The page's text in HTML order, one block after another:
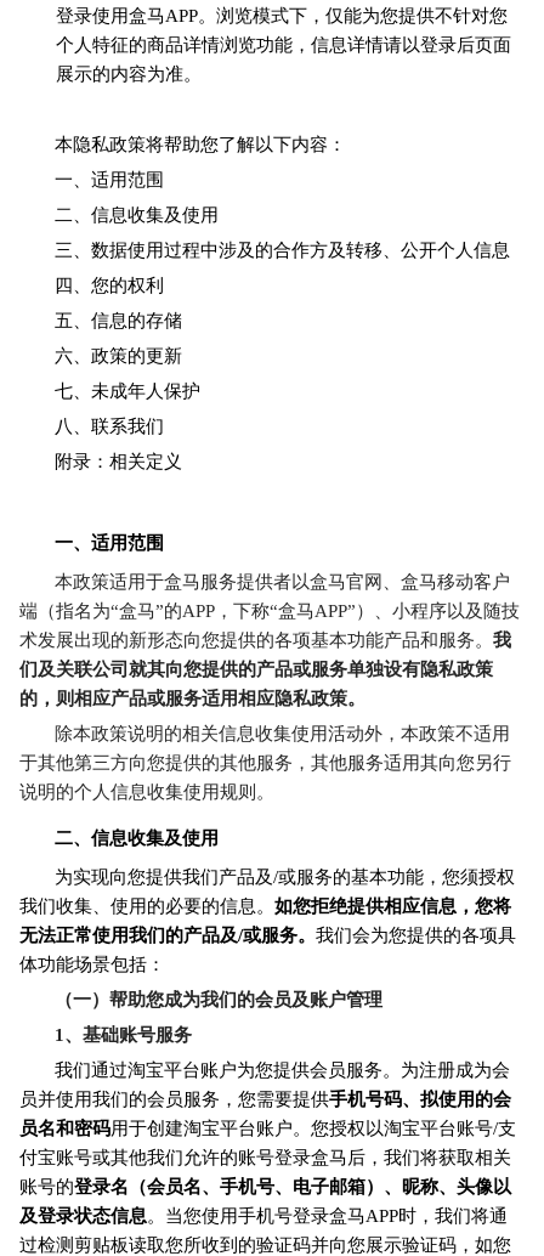
登录使用盒马APP。浏览模式下，仅能为您提供不针对您
个人特征的商品详情浏览功能，信息详情请以登录后页面
展示的内容为准。
本隐私政策将帮助您了解以下内容：
一、适用范围
二、信息收集及使用
三、数据使用过程中涉及的合作方及转移、公开个人信息
四、您的权利
五、信息的存储
六、政策的更新
七、未成年人保护
八、联系我们
附录：相关定义
一、适用范围
本政策适用于盒马服务提供者以盒马官网、盒马移动客户
端（指名为“盒马”的APP，下称“盒马APP”）、小程序以及随技
术发展出现的新形态向您提供的各项基本功能产品和服务。 我
们及关联公司就其向您提供的产品或服务单独设有隐私政策
的，则相应产品或服务适用相应隐私政策。
除本政策说明的相关信息收集使用活动外，本政策不适用
于其他第三方向您提供的其他服务，其他服务适用其向您另行
说明的个人信息收集使用规则。
二、信息收集及使用
为实现向您提供我们产品及/或服务的基本功能，您须授权
我们收集、使用的必要的信息。 如您拒绝提供相应信息，您将
无法正常使用我们的产品及/或服务。 我们会为您提供的各项具
体功能场景包括：
（一）帮助您成为我们的会员及账户管理
1、 基础账号服务
我们通过淘宝平台账户为您提供会员服务。为注册成为会
员并使用我们的会员服务，您需要提供手机号码、拟使用的会
员名和密码用于创建淘宝平台账户。您授权以淘宝平台账号/支
付宝账号或其他我们允许的账号登录盒马后，我们将获取相关
账号的登录名（会员名、手机号、电子邮箱）、昵称、头像以
及登录状态信息。当您使用手机号登录盒马APP时，我们将通
过检测剪贴板读取您所收到的验证码并向您展示验证码，如您